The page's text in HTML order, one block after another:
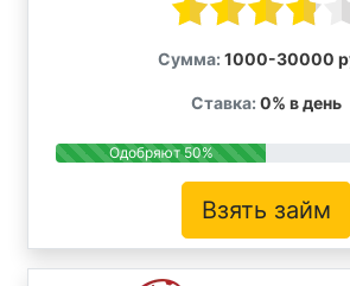
Сумма: 1000-30000
Ставка: 0% в день
Одобряют 50%
Взять займ